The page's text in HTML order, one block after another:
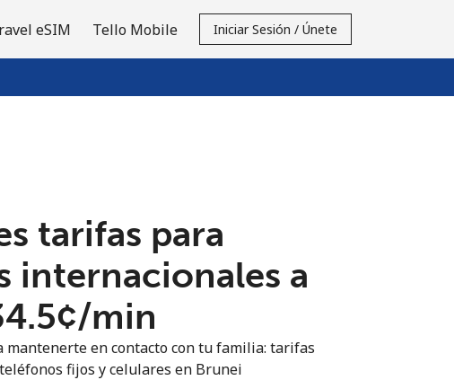
eSIM Tello Mobile Iniciar Sesión / Únete
tarifas para
internacionales a
min
mantenerte en contacto con tu familia: tarifas
fijos y celulares en Brunei